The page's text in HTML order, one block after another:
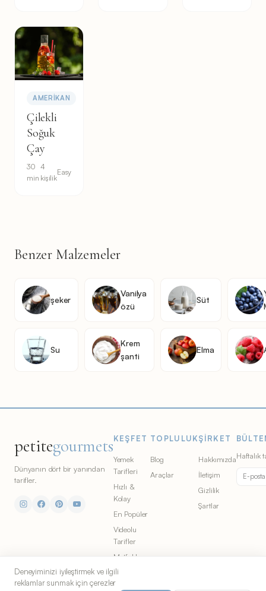
AMERIKAN
Çilekli
Soğuk
Çay
30
min
4
kişilik
Easy
Benzer Malzemeler
şeker
Vanilya
özü
Süt
Su
Krem
şanti
Elma
petitegourmets
Dünyanın dört bir yanından
tarifler.
KEŞFET
Yemek
Tarifleri
Hızlı &
Kolay
En Popüler
Videolu
Tarifler
Mutfaklar
Malzemeler
TOPLULUK
Blog
Araçlar
ŞIRKET
Hakkımızda
İletişim
Gizlilik
Şartlar
Haftalık
Deneyiminizi iyileştirmek ve ilgili
reklamlar sunmak için çerezler